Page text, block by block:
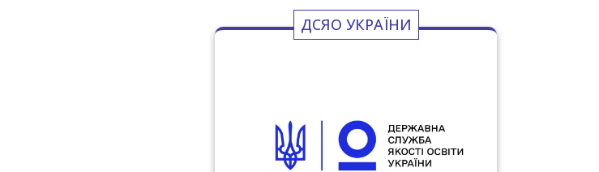
ДСЯО УКРАЇНИ